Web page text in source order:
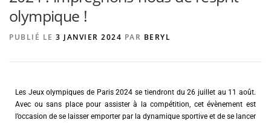
AGENCE DE PUBLICITÉ
olympique !
PUBLIÉ LE 3 JANVIER 2024 PAR BERYL
Les Jeux olympiques de Paris 2024 se tiendront du 26 juillet au 11 août.
Avec ou sans place pour assister à la compétition, cet évènement est
l’occasion de se laisser emporter par la dynamique sportive et de se lancer